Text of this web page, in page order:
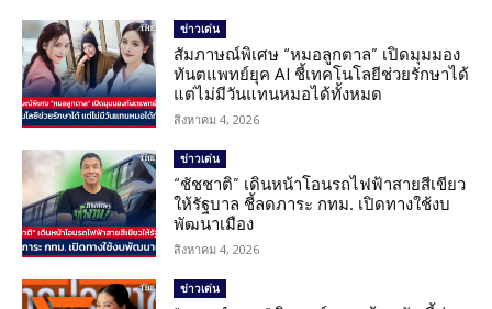
ข่าวเด่น
สัมภาษณ์พิเศษ “หมอลูกตาล” เปิดมุมมอง
ทันตแพทย์ยุค AI ชี้เทคโนโลยีช่วยรักษาได้
แต่ไม่มีวันแทนหมอได้ทั้งหมด
สิงหาคม 4, 2026
ข่าวเด่น
“ชัชชาติ” เดินหน้าโอนรถไฟฟ้าสายสีเขียว
ให้รัฐบาล ชี้ลดภาระ กทม. เปิดทางใช้งบ
พัฒนาเมือง
สิงหาคม 4, 2026
ข่าวเด่น